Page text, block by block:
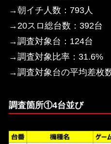
→朝イチ人数：793人
→20スロ総台数：392台
→調査対象台：124台
→調査対象比率：31.6%
→調査対象台の平均差枚
調査箇所①4台並び